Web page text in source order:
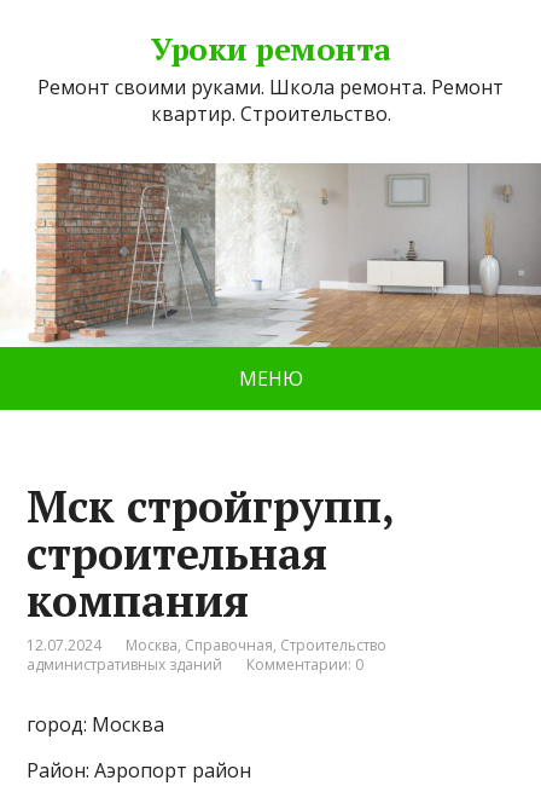
Уроки ремонта
Ремонт своими руками. Школа ремонта. Ремонт
квартир. Строительство.
МЕНЮ
Мск стройгрупп,
строительная
компания
12.07.2024 Москва, Справочная, Строительство
административных зданий
Комментарии: 0
город: Москва
Район: Аэропорт район